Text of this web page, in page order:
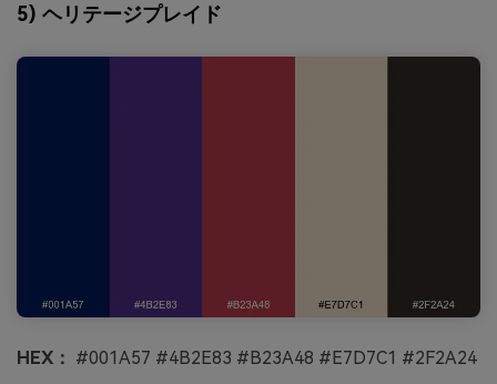
5) ヘリテージプレイド
HEX： #001A57 #4B2E83 #B23A48 #E7D7C1 #2F2A24